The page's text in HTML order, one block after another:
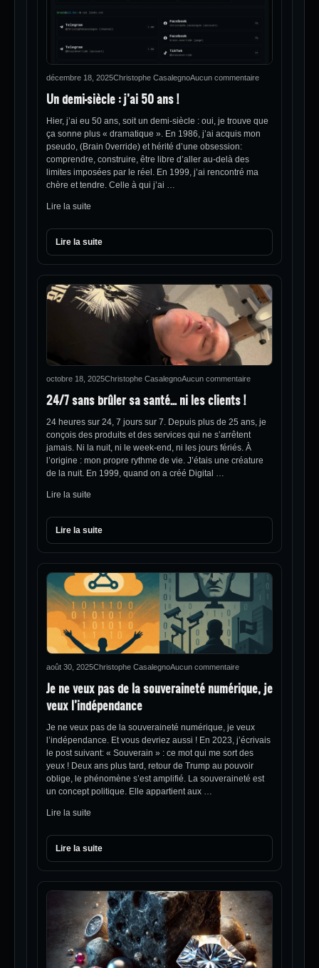
décembre 18, 2025Christophe CasalegnoAucun commentaire
Un demi-siècle : j’ai 50 ans !
Hier, j’ai eu 50 ans, soit un demi-siècle : oui, je trouve que
ça sonne plus « dramatique ». En 1986, j’ai acquis mon
pseudo, (Brain 0verride) et hérité d’une obsession:
comprendre, construire, être libre d’aller au-delà des
limites imposées par le réel. En 1999, j’ai rencontré ma
chère et tendre. Celle à qui j’ai …
Lire la suite
Lire la suite
octobre 18, 2025Christophe CasalegnoAucun commentaire
24/7 sans brûler sa santé… ni les clients !
24 heures sur 24, 7 jours sur 7. Depuis plus de 25 ans, je
conçois des produits et des services qui ne s’arrêtent
jamais. Ni la nuit, ni le week-end, ni les jours fériés. À
l’origine : mon propre rythme de vie. J’étais une créature
de la nuit. En 1999, quand on a créé Digital …
Lire la suite
Lire la suite
août 30, 2025Christophe CasalegnoAucun commentaire
Je ne veux pas de la souveraineté numérique, je
veux l’indépendance
Je ne veux pas de la souveraineté numérique, je veux
l’indépendance. Et vous devriez aussi ! En 2023, j’écrivais
le post suivant: « Souverain » : ce mot qui me sort des
yeux ! Deux ans plus tard, retour de Trump au pouvoir
oblige, le phénomène s’est amplifié. La souveraineté est
un concept politique. Elle appartient aux …
Lire la suite
Lire la suite